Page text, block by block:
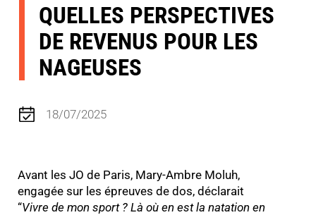
QUELLES PERSPECTIVES
DE REVENUS POUR LES
NAGEUSES
18/07/2025
Avant les JO de Paris, Mary-Ambre Moluh,
engagée sur les épreuves de dos, déclarait
“Vivre de mon sport ? Là où en est la natation en